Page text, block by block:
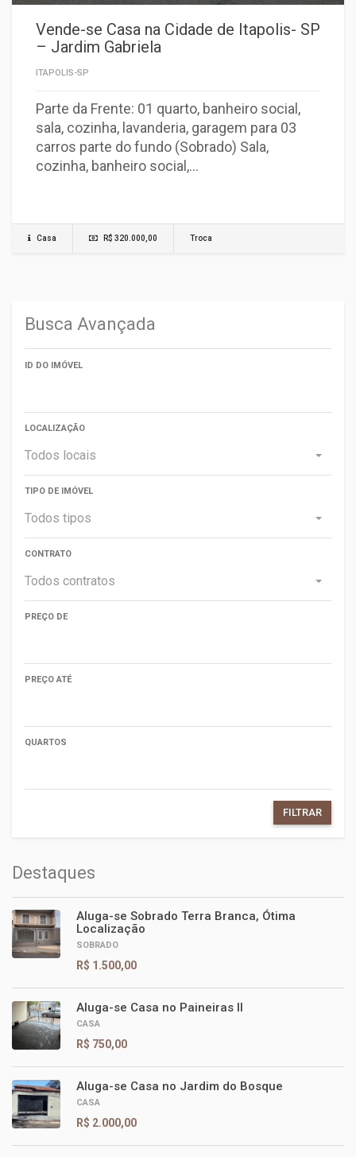
Vende-se Casa na Cidade de Itapolis- SP
– Jardim Gabriela
ITAPOLIS-SP
Parte da Frente: 01 quarto, banheiro social,
sala, cozinha, lavanderia, garagem para 03
carros parte do fundo (Sobrado) Sala,
cozinha, banheiro social,…
Casa R$ 320.000,00 Troca
Busca Avançada
ID DO IMÓVEL
LOCALIZAÇÃO
Todos locais
TIPO DE IMÓVEL
Todos tipos
CONTRATO
Todos contratos
PREÇO DE
PREÇO ATÉ
QUARTOS
FILTRAR
Destaques
Aluga-se Sobrado Terra Branca, Ótima
Localização
SOBRADO
R$ 1.500,00
Aluga-se Casa no Paineiras II
CASA
R$ 750,00
Aluga-se Casa no Jardim do Bosque
CASA
R$ 2.000,00